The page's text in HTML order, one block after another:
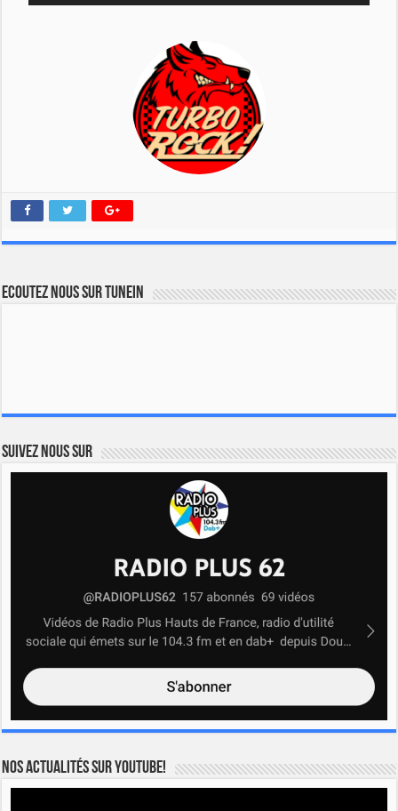
Ecoutez nous sur TuneIn
Suivez nous sur
Nos actualités sur YOUTUBE!